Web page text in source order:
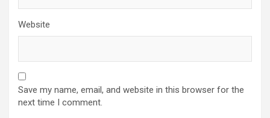
Website
Save my name, email, and website in this browser for the
next time I comment.